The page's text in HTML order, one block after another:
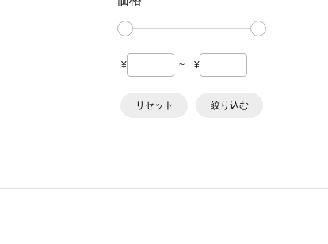
¥ ~ ¥
リセット 絞り込む